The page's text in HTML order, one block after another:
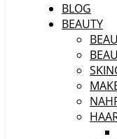
BLOG
BEAUTY